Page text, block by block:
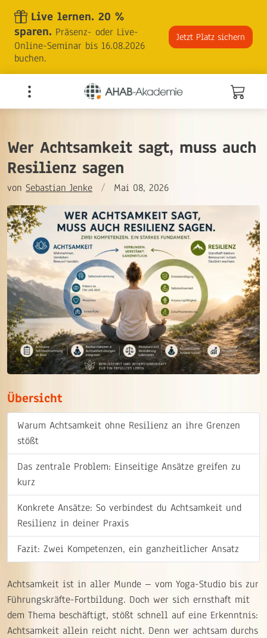
content
Live lernen. 20 %
sparen. Präsenz- oder Live-
Online-Seminar bis 16.08.2026
buchen.
Jetzt Platz sichern
Wer Achtsamkeit sagt, muss auch
Resilienz sagen
von Sebastian Jenke / Mai 08, 2026
Übersicht
Warum Achtsamkeit ohne Resilienz an ihre Grenzen
stößt
Das zentrale Problem: Einseitige Ansätze greifen zu
kurz
Konkrete Ansätze: So verbindest du Achtsamkeit und
Resilienz in deiner Praxis
Fazit: Zwei Kompetenzen, ein ganzheitlicher Ansatz
Achtsamkeit ist in aller Munde – vom Yoga-Studio bis zur
Führungskräfte-Fortbildung. Doch wer sich ernsthaft mit
dem Thema beschäftigt, stößt schnell auf eine Erkenntnis:
Achtsamkeit allein reicht nicht. Denn wer achtsam durchs